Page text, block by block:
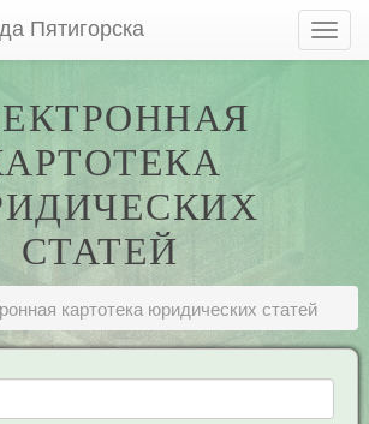
Пятигорска
СТАТЕЙ
картотека юридических статей